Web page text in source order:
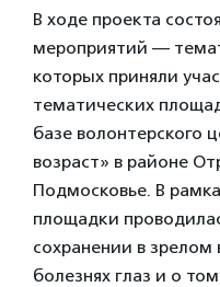
В ходе проекта
мероприятий —
которых приняли
тематических
базе волонтерского
возраст» в районе
Подмосковье. В
площадки
сохранении в зрелом
болезнях глаз и о